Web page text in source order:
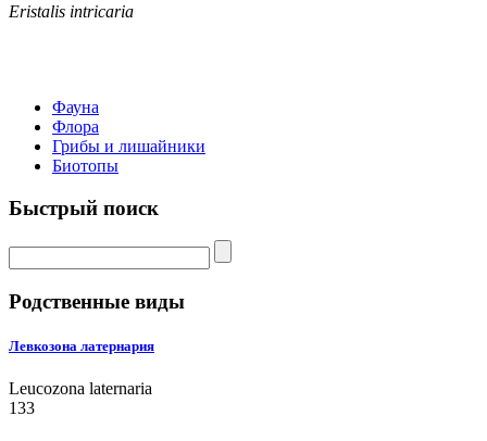
Eristalis intricaria
Фауна
Флора
Грибы и лишайники
Биотопы
Быстрый поиск
Родственные виды
Левкозона латернария
Leucozona laternaria
133